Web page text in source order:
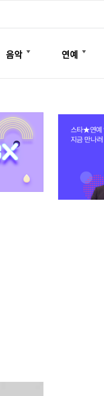
음악
더보기
연예
더보기